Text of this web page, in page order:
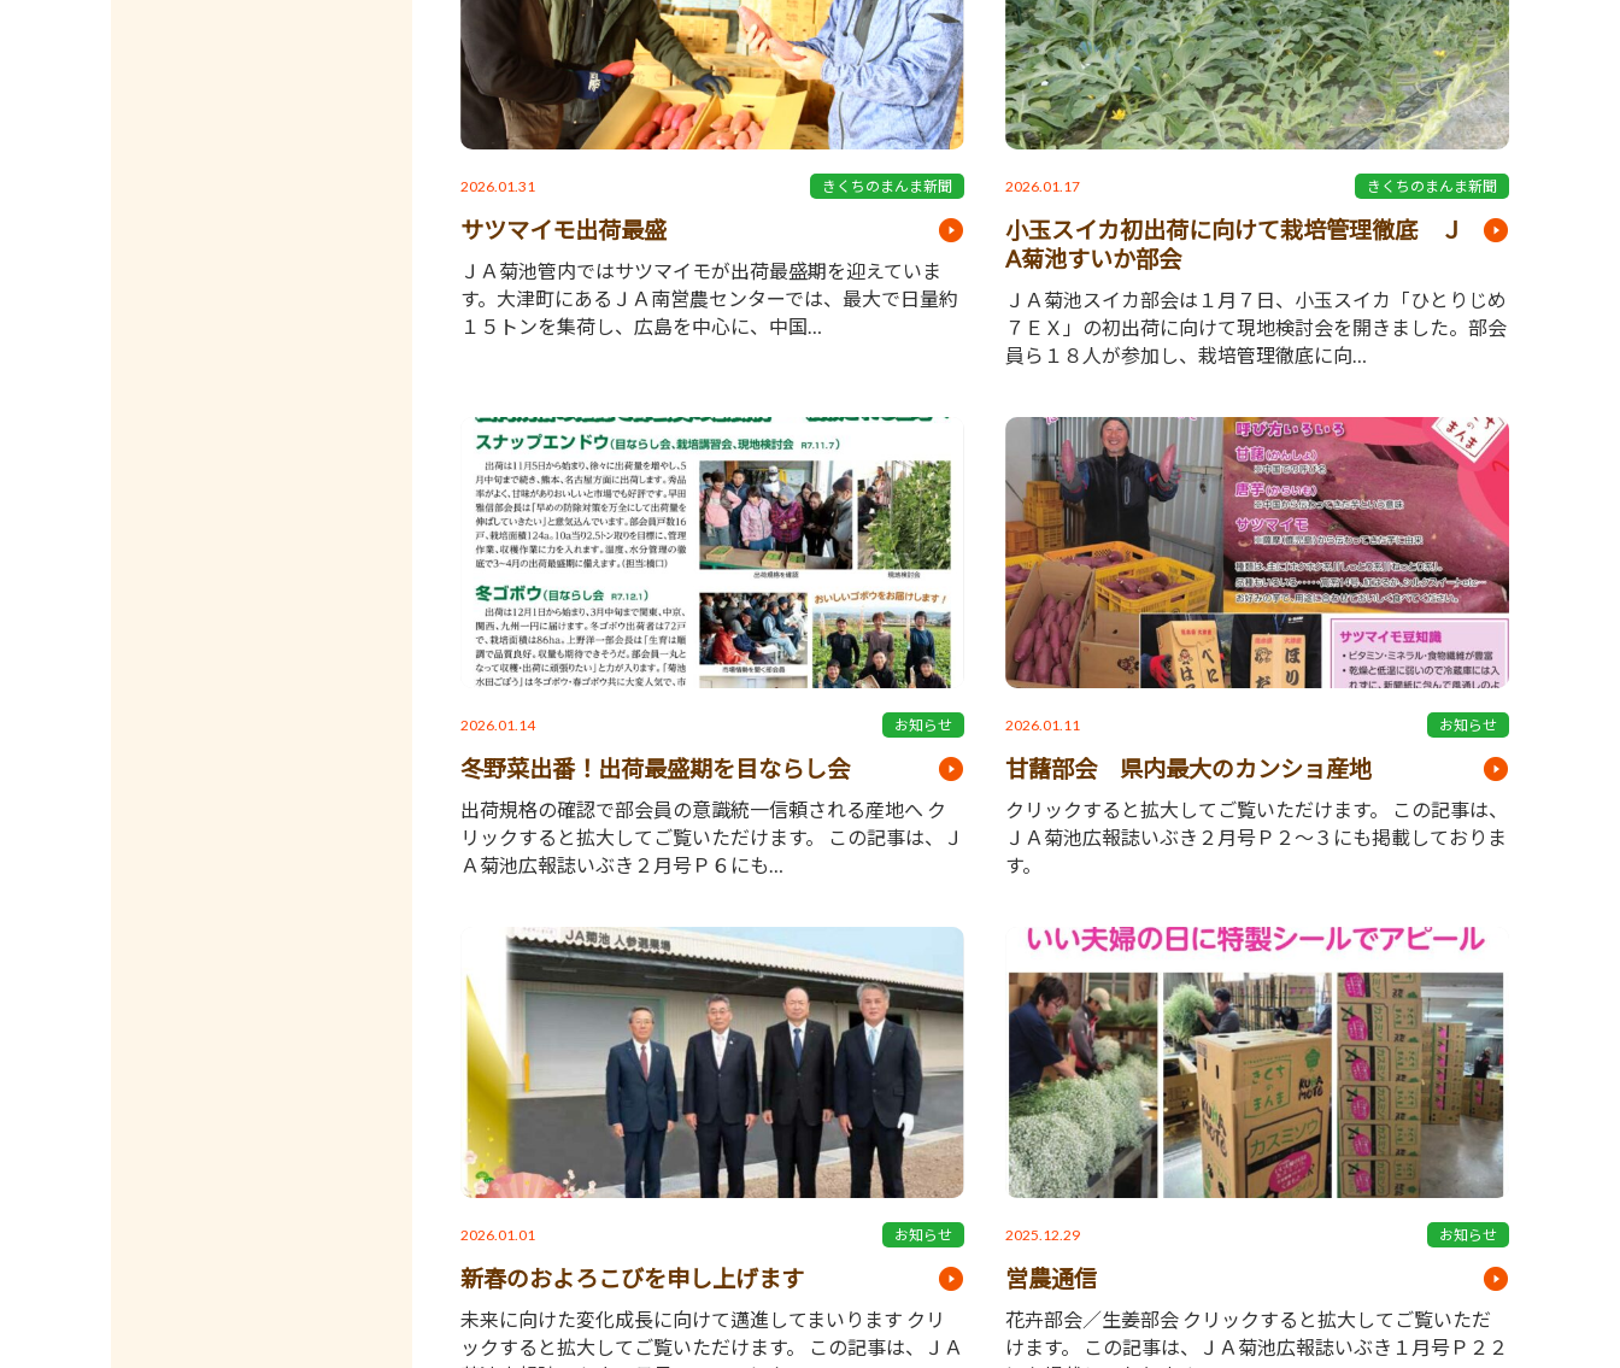
2026.01.31 きくちのまんま新聞
サツマイモ出荷最盛
ＪＡ菊池管内ではサツマイモが出荷最盛期を迎えていま
す。大津町にあるＪＡ南営農センターでは、最大で日量約
１５トンを集荷し、広島を中心に、中国…
2026.01.17 きくちのまんま新聞
小玉スイカ初出荷に向けて栽培管理徹底 Ｊ
A菊池すいか部会
ＪＡ菊池スイカ部会は１月７日、小玉スイカ「ひとりじめ
７ＥＸ」の初出荷に向けて現地検討会を開きました。部会
員ら１８人が参加し、栽培管理徹底に向…
2026.01.14 お知らせ
冬野菜出番！出荷最盛期を目ならし会
出荷規格の確認で部会員の意識統一信頼される産地へ ク
リックすると拡大してご覧いただけます。 この記事は、Ｊ
Ａ菊池広報誌いぶき２月号Ｐ６にも…
2026.01.11 お知らせ
甘藷部会 県内最大のカンショ産地
クリックすると拡大してご覧いただけます。 この記事は、
ＪＡ菊池広報誌いぶき２月号Ｐ２～３にも掲載しておりま
す。
2026.01.01 お知らせ
新春のおよろこびを申し上げます
未来に向けた変化成長に向けて邁進してまいります クリ
ックすると拡大してご覧いただけます。 この記事は、ＪＡ
2025.12.29 お知らせ
営農通信
花卉部会／生姜部会 クリックすると拡大してご覧いただ
けます。 この記事は、ＪＡ菊池広報誌いぶき１月号Ｐ２２